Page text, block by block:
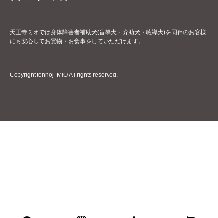
天王寺ミオでは身体障害者補助犬(盲導犬・介助犬・聴導犬)を同伴のお客様
にも安心してお買物・お食事をしていただけます。
Copyright tennoji-MiO All rights reserved.